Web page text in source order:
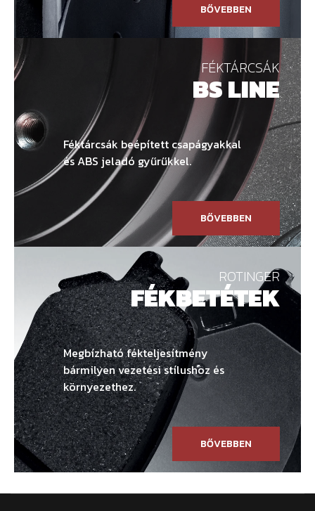
BŐVEBBEN
FÉKTÁRCSÁK
BS LINE
Féktárcsák beépített csapágyakkal
és ABS jeladó gyűrűkkel.
BŐVEBBEN
ROTINGER
FÉKBETÉTEK
Megbízható fékteljesítmény
bármilyen vezetési stílushoz és
környezethez.
BŐVEBBEN